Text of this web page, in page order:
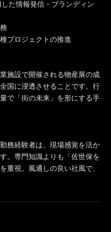
た情報発信・ブランディン
プロジェクトの推進
施設で開催される物産展の成
国に浸透させることです。行
で「街の未来」を形にする手
務経験者は、現場感覚を活か
。専門知識よりも「佐世保を
重視。風通しの良い社風で、